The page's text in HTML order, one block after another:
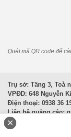
Quét mã QR code để
Trụ sở: Tầng 3, Toà
VPĐD: 648 Nguyễn
Điện thoại: 0938 36
Liên hệ quảng cáo;
Văn Bản Pháp Luật
×